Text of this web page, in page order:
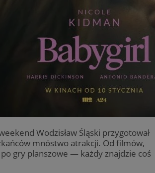
Wodzisław Śląski przygotował
mnóstwo atrakcji. Od filmów,
gry planszowe — każdy znajdzie coś